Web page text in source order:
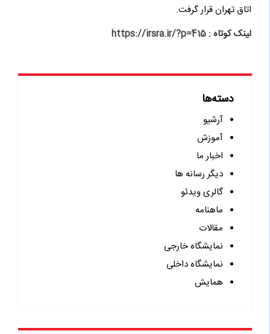
اتاق تهران قرار گرفت.
لینک کوتاه : https://irsra.ir/?p=415
دسته‌ها
آرشیو
آموزش
اخبار ما
دیگر رسانه ها
گالری ویدئو
ماهنامه
مقالات
نمایشگاه خارجی
نمایشگاه داخلی
همایش